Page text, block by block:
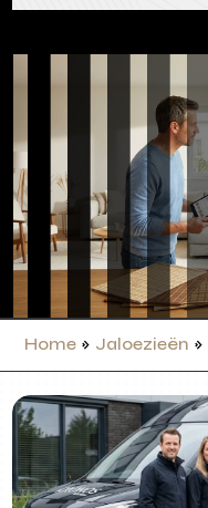
Home » Jaloezieën »